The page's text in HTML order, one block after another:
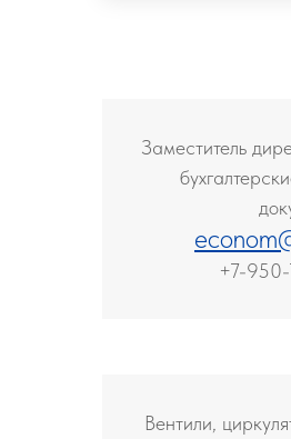
Заместитель
+7-
Вентили,